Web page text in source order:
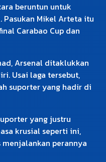
beruntun untuk
Mikel Arteta itu
Carabao Cup dan
Arsenal ditaklukkan
Usai laga tersebut,
suporter yang hadir di
yang justru
krusial seperti ini,
perannya